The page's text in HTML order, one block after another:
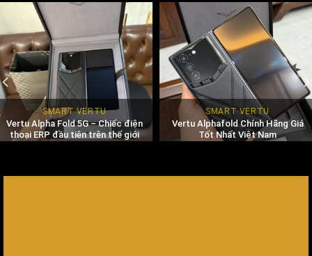
SMART VERTU
Vertu Alpha Fold 5G – Chiếc điện
thoại ERP đầu tiên trên thế giới
SMART VERTU
Vertu Alphafold Chính Hãng Giá
Tốt Nhất Việt Nam